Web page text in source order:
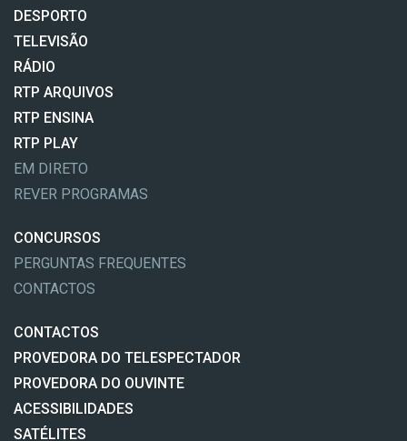
DESPORTO
TELEVISÃO
RÁDIO
RTP ARQUIVOS
RTP ENSINA
RTP PLAY
EM DIRETO
REVER PROGRAMAS
CONCURSOS
PERGUNTAS FREQUENTES
CONTACTOS
CONTACTOS
PROVEDORA DO TELESPECTADOR
PROVEDORA DO OUVINTE
ACESSIBILIDADES
SATÉLITES